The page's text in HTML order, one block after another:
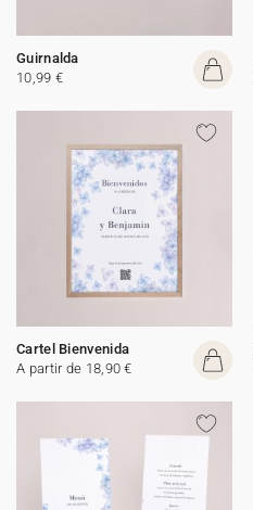
Guirnalda
10,99 €
Cartel Bienvenida
A partir de 18,90 €